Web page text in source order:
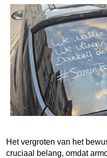
Het vergroten van het
cruciaal belang, omdat